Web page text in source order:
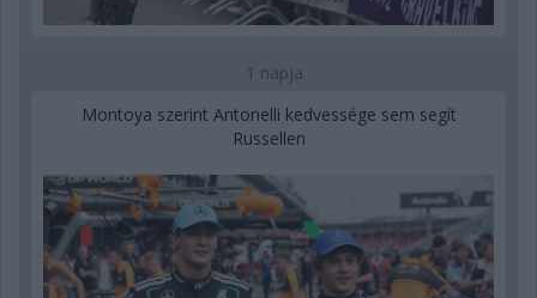
1 napja
Montoya szerint Antonelli kedvessége sem segít
Russellen